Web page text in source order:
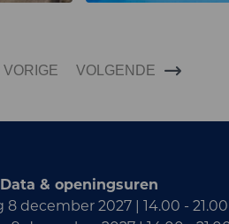
VORIGE VOLGENDE
Data & openingsuren
8 december 2027 | 14.00 - 21.00